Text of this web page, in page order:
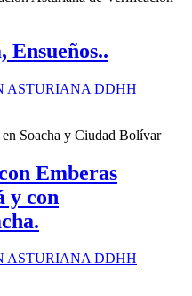
ASTURIANA DDHH
Soacha y Ciudad Bolívar
Emberas
y con
ASTURIANA DDHH